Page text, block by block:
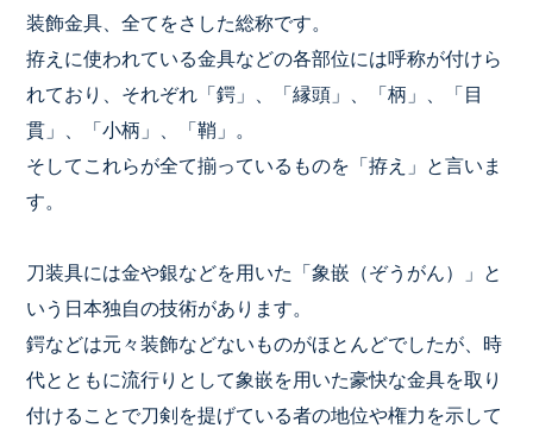
装飾金具、全てをさした総称です。
拵えに使われている金具などの各部位には呼称が付けら
れており、それぞれ「鍔」、「縁頭」、「柄」、「目
貫」、「小柄」、「鞘」。
そしてこれらが全て揃っているものを「拵え」と言いま
す。
刀装具には金や銀などを用いた「象嵌（ぞうがん）」と
いう日本独自の技術があります。
鍔などは元々装飾などないものがほとんどでしたが、時
代とともに流行りとして象嵌を用いた豪快な金具を取り
付けることで刀剣を提げている者の地位や権力を示して